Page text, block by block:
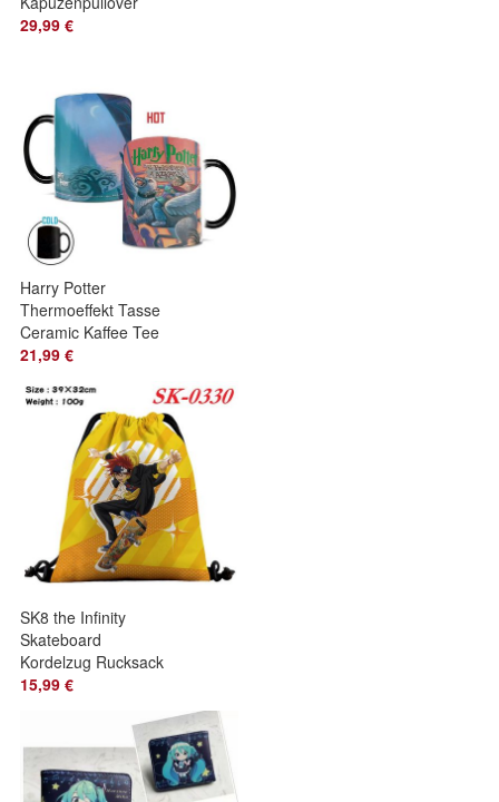
Cartoon Druck
29,99 €
Harry Potter
Thermoeffekt Tasse
Ceramic Kaffee Tee
Milch Becher
21,99 €
SK8 the Infinity
Skateboard
Kordelzug Rucksack
Reki Snow Miya
15,99 €